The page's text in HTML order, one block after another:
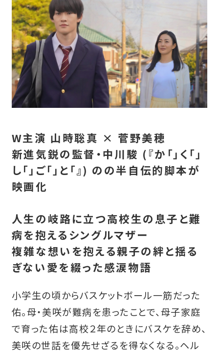
W主演 山時聡真 × 菅野美穂
新進気鋭の監督・中川駿 (『か「」く「」
し「」ご「」と「』) のの半自伝的脚本が
映画化
人生の岐路に立つ高校生の息子と難
病を抱えるシングルマザー
複雑な想いを抱える親子の絆と揺る
ぎない愛を綴った感涙物語
小学生の頃からバスケットボール一筋だった
佑。母・美咲が難病を患ったことで、母子家庭
で育った佑は高校２年のときにバスケを辞め、
美咲の世話を優先せざるを得なくなる。ヘル